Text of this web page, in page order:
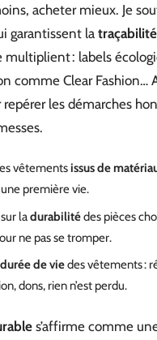
acheter mieux. Je
garantissent latraçabilité
multiplient : labels
comme Clear Fashion…
repérer les démarches
vêtements issus de
première vie.
ladurabilitédes pièces
ne pas se tromper.
durée de viedes vêtements :
dons, rien n’est perdu.
s’affirme comme